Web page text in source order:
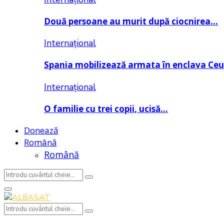
Două persoane au murit după ciocnirea…
Internațional
Spania mobilizează armata în enclava
Internațional
O familie cu trei copii, ucisă…
Donează
Română
Română
Search
for:
Search
Primary
Menu
Search
Search